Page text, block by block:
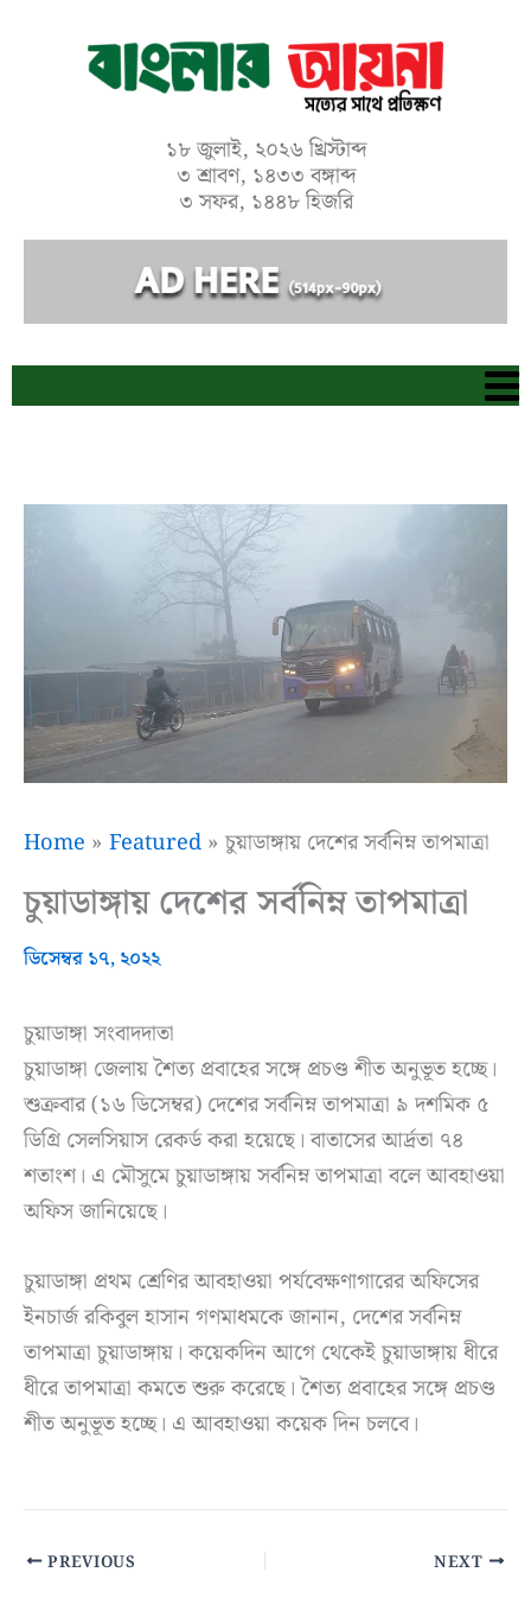
১৮ জুলাই, ২০২৬ খ্রিস্টাব্দ
৩ শ্রাবণ, ১৪৩৩ বঙ্গাব্দ
৩ সফর, ১৪৪৮ হিজরি
Home Featured চুয়াডাঙ্গায় দেশের সর্বনিম্ন তাপমাত্রা
চুয়াডাঙ্গায় দেশের সর্বনিম্ন তাপমাত্রা
ডিসেম্বর ১৭, ২০২২
চুয়াডাঙ্গা সংবাদদাতা
চুয়াডাঙ্গা জেলায় শৈত্য প্রবাহের সঙ্গে প্রচণ্ড শীত অনুভূত হচ্ছে।
শুক্রবার (১৬ ডিসেম্বর) দেশের সর্বনিম্ন তাপমাত্রা ৯ দশমিক ৫
ডিগ্রি সেলসিয়াস রেকর্ড করা হয়েছে। বাতাসের আর্দ্রতা ৭৪
শতাংশ। এ মৌসুমে চুয়াডাঙ্গায় সর্বনিম্ন তাপমাত্রা বলে আবহাওয়া
অফিস জানিয়েছে।
চুয়াডাঙ্গা প্রথম শ্রেণির আবহাওয়া পর্যবেক্ষণাগারের অফিসের
ইনচার্জ রকিবুল হাসান গণমাধমকে জানান, দেশের সর্বনিম্ন
তাপমাত্রা চুয়াডাঙ্গায়। কয়েকদিন আগে থেকেই চুয়াডাঙ্গায় ধীরে
ধীরে তাপমাত্রা কমতে শুরু করেছে। শৈত্য প্রবাহের সঙ্গে প্রচণ্ড
শীত অনুভূত হচ্ছে। এ আবহাওয়া কয়েক দিন চলবে।
PREVIOUS NEXT